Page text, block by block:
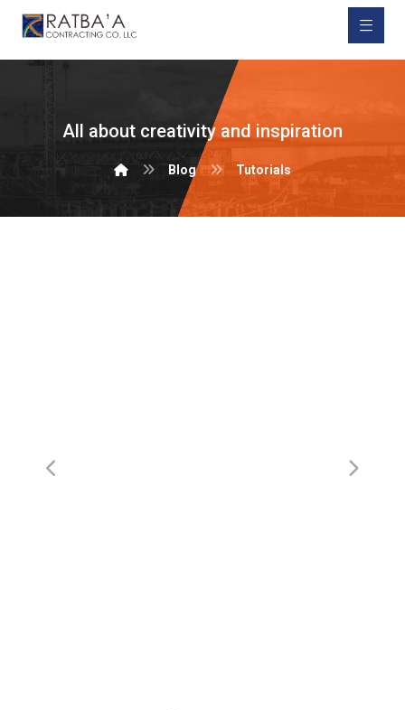
All about creativity and inspiration
Blog Tutorials